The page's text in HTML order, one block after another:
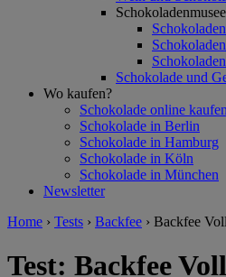
Schokolade und
Wo kaufen?
Schokolade online kaufen
Schokolade in Berlin
Schokolade in Hamburg
Schokolade in Köln
Schokolade in München
Newsletter
Home › Tests › Backfee › Backfee
Test: Backfee